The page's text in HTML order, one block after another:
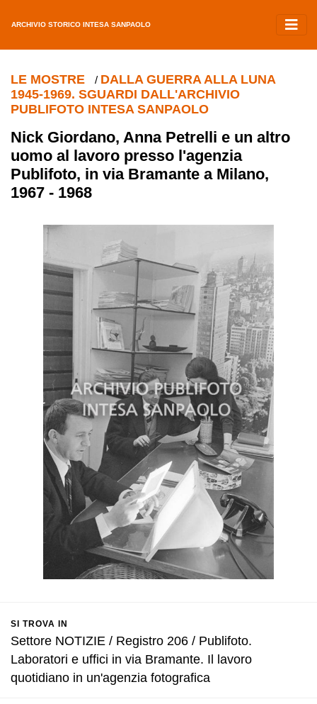
ARCHIVIO STORICO INTESA SANPAOLO
LE MOSTRE / DALLA GUERRA ALLA LUNA
1945-1969. SGUARDI DALL'ARCHIVIO
PUBLIFOTO INTESA SANPAOLO
Nick Giordano, Anna Petrelli e un altro
uomo al lavoro presso l'agenzia
Publifoto, in via Bramante a Milano,
1967 - 1968
SI TROVA IN
Settore NOTIZIE / Registro 206 / Publifoto.
Laboratori e uffici in via Bramante. Il lavoro
quotidiano in un'agenzia fotografica